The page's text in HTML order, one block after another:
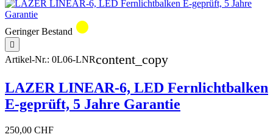
Geringer Bestand circle

Artikel-Nr.: 0L06-LNRcontent_copy
LAZER LINEAR-6, LED Fernlichtbalken
E-geprüft, 5 Jahre Garantie
250,00 CHF